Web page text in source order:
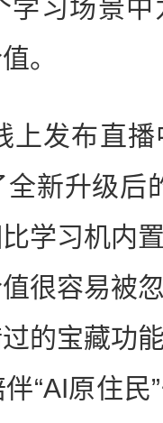
学习场景
。
发布直播
新升级后
学习机内
很容易被
的宝藏功
“AI原住民